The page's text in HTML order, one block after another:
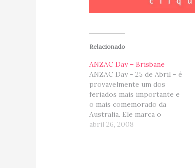
Relacionado
ANZAC Day – Brisbane
ANZAC Day - 25 de Abril - é
provavelmente um dos
feriados mais importante e
o mais comemorado da
Australia. Ele marca o
aniversário da primeira
abril 26, 2008